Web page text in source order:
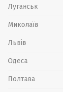
Луганськ
Миколаїв
Львів
Одеса
Полтава